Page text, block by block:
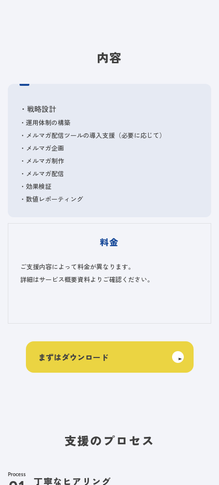
内容
・戦略設計
・運用体制の構築
・メルマガ配信ツールの導入支援（必要に応じて）
・メルマガ企画
・メルマガ制作
・メルマガ配信
・効果検証
・数値レポーティング
料金
ご支援内容によって料金が異なります。
詳細はサービス概要資料よりご確認ください。
まずはダウンロード
支援のプロセス
Process
丁寧なヒアリング